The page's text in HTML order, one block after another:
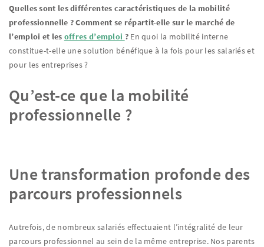
Quelles sont les différentes caractéristiques de la mobilité
professionnelle ? Comment se répartit-elle sur le marché de
l’emploi et les offres d’emploi ?En quoi la mobilité interne
constitue-t-elle une solution bénéfique à la fois pour les salariés et
pour les entreprises ?
Qu’est-ce que la mobilité
professionnelle ?
Une transformation profonde des
parcours professionnels
Autrefois, de nombreux salariés effectuaient l’intégralité de leur
parcours professionnel au sein de la même entreprise. Nos parents